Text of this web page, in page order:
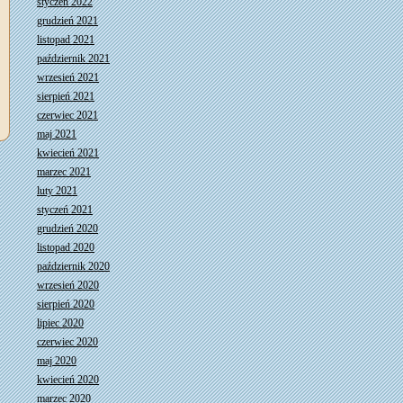
grudzień 2021
listopad 2021
październik 2021
wrzesień 2021
sierpień 2021
czerwiec 2021
maj 2021
kwiecień 2021
marzec 2021
luty 2021
styczeń 2021
grudzień 2020
listopad 2020
październik 2020
wrzesień 2020
sierpień 2020
lipiec 2020
czerwiec 2020
maj 2020
kwiecień 2020
marzec 2020